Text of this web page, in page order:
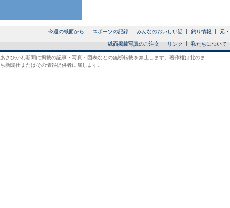
今週の紙面から スポーツの記録 みんなのおいしい話 釣り情報 元
紙面掲載写真のご注文 リンク 私たちについて
あさひかわ新聞に掲載の記事・写真・図表などの無断転載を禁止します。著作権は北のま
ち新聞社またはその情報提供者に属します。